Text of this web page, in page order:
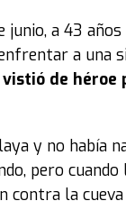
junio, a 43
a
vistió de héroe
y no había
pero
contra la